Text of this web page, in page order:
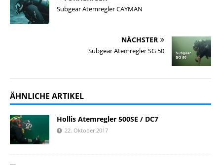
Subgear Atemregler CAYMAN
NÄCHSTER
Subgear Atemregler SG 50
ÄHNLICHE ARTIKEL
Hollis Atemregler 500SE / DC7
22. Oktober 2017